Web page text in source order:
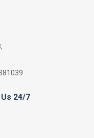
24/7